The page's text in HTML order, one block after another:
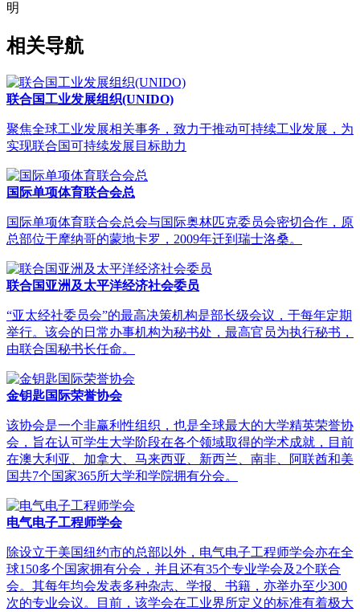
明
相关导航
联合国工业发展组织(UNIDO)
聚焦全球工业发展相关事务，致力于推动可持续工业发展，为
实现联合国可持续发展目标助力
国际单项体育联合会总
国际单项体育联合会总会与国际奥林匹克委员会密切合作，原
总部位于摩纳哥的蒙地卡罗，2009年迁到瑞士洛桑。
联合国亚洲及太平洋经济社会委员
“亚太经社委员会”的最高决策机构是部长级会议，于每年定期
举行。该会的日常办事机构为秘书处，最高官员为执行秘书，
由联合国秘书长任命。
金钥匙国际荣誉协会
该协会是一个非赢利性组织，也是全球最大的大学精英荣誉协
会，旨在认可学生大学阶段在各个领域取得的学术成就，目前
在澳大利亚、加拿大、马来西亚、新西兰、南非、阿联酋和美
国共7个国家365所大学和学院拥有分会。
电气电子工程师学会
除设立于美国纽约市的总部以外，电气电子工程师学会亦在全
球150多个国家拥有分会，并且还有35个专业学会及2个联合
会。其每年均会发表多种杂志、学报、书籍，亦举办至少300
次的专业会议。目前，该学会在工业界所定义的标准有着极大